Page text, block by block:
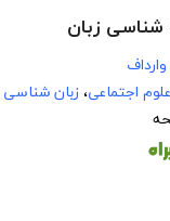
شناسی زبان
وارداف
علوم اجتماعی، زبان